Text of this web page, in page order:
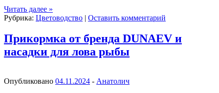
Читать далее »
Рубрика: Цветоводство | Оставить комментарий
Прикормка от бренда DUNAEV и
насадки для лова рыбы
Опубликовано 04.11.2024 - Анатолич